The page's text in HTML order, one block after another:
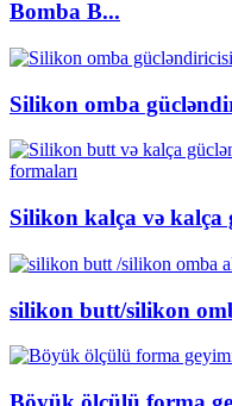
Bomba B...
Silikon omba
Silikon kalça və kalça
silikon butt/silikon